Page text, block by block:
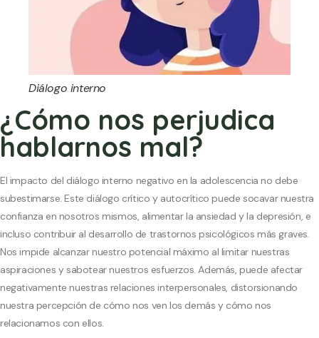
Diálogo interno
¿Cómo nos perjudica
hablarnos mal?
El impacto del diálogo interno negativo en la adolescencia no debe
subestimarse. Este diálogo crítico y autocrítico puede socavar nuestra
confianza en nosotros mismos, alimentar la ansiedad y la depresión, e
incluso contribuir al desarrollo de trastornos psicológicos más graves.
Nos impide alcanzar nuestro potencial máximo al limitar nuestras
aspiraciones y sabotear nuestros esfuerzos. Además, puede afectar
negativamente nuestras relaciones interpersonales, distorsionando
nuestra percepción de cómo nos ven los demás y cómo nos
relacionamos con ellos.